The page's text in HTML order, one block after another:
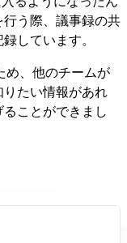
う際、議事録の共
しています。
め、他のチームが
たい情報があれ
ことができまし